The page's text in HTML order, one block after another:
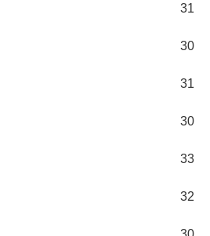
31
30
31
30
33
32